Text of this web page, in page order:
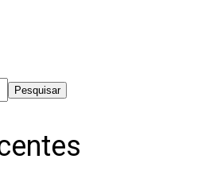
Pesquisar